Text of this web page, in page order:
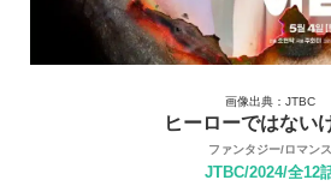
画像出典：JTBC
ヒーローではない
ファンタジー/ロマンス
JTBC/2024/全12